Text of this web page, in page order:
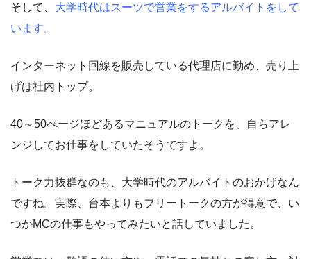
そして、 大学時代はスーツで営業をするアルバイトをして
います。
インターネット回線を販売している代理店に勤め、売り上
げは社内トップ。
40～50ぺージほどあるマニュアルのトークを、自らアレ
ンジしてお仕事をしていたそうですよ。
トーク力抜群なのも、大学時代のアルバイトのおかげなん
ですね。実際、台本よりもフリートークの方が得意で、い
つかMCの仕事もやってみたいと話していました。